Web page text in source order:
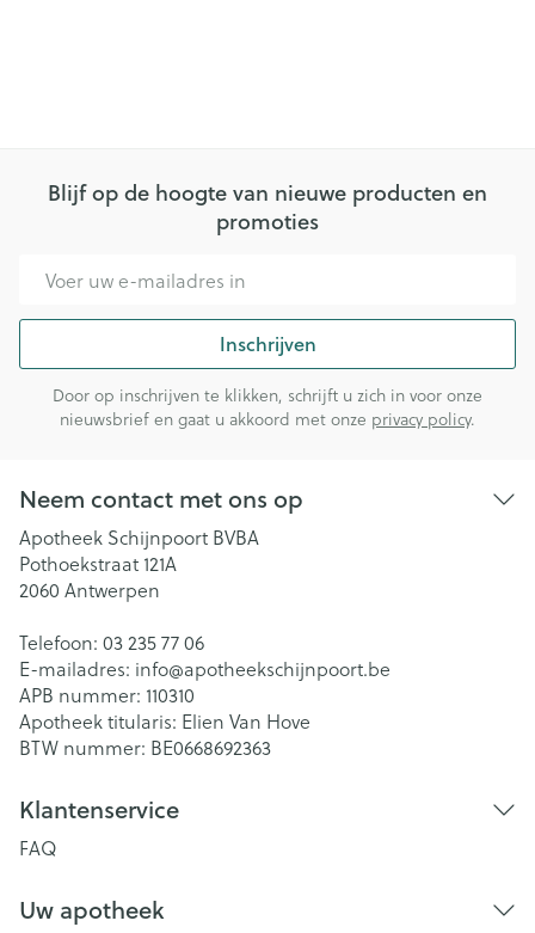
Blijf op de hoogte van nieuwe producten en
promoties
Inschrijven
Door op inschrijven te klikken, schrijft u zich in voor onze
nieuwsbrief en gaat u akkoord met onze privacy policy.
Neem contact met ons op
Apotheek Schijnpoort BVBA
Pothoekstraat 121A
2060 Antwerpen
Telefoon: 03 235 77 06
E-mailadres: info@apotheekschijnpoort.be
APB nummer: 110310
Apotheek titularis: Elien Van Hove
BTW nummer: BE0668692363
Klantenservice
FAQ
Uw apotheek